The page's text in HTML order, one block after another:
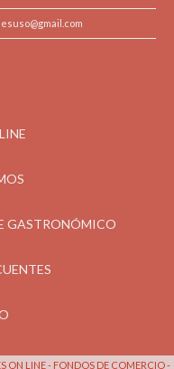
GASTRONÓMICO
ON LINE - FONDOS DE COMERCIO -